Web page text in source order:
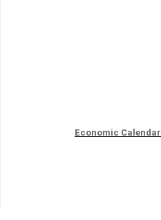
Economic Calendar